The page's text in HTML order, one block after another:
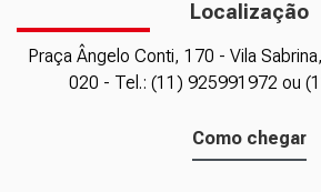
Localização
Praça Ângelo Conti, 170 - Vila
020 - Tel.: (11) 925991972 ou
Como chegar